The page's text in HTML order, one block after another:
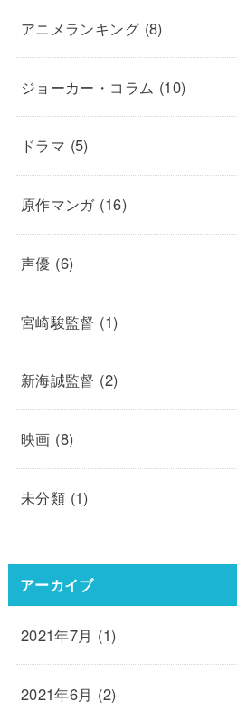
アニメランキング (8)
ジョーカー・コラム (10)
ドラマ (5)
原作マンガ (16)
声優 (6)
宮崎駿監督 (1)
新海誠監督 (2)
映画 (8)
未分類 (1)
アーカイブ
2021年7月 (1)
2021年6月 (2)